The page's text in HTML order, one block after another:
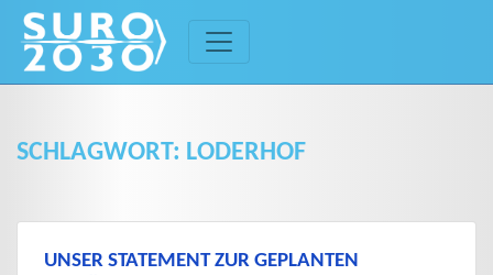
content
SCHLAGWORT: LODERHOF
UNSER STATEMENT ZUR GEPLANTEN